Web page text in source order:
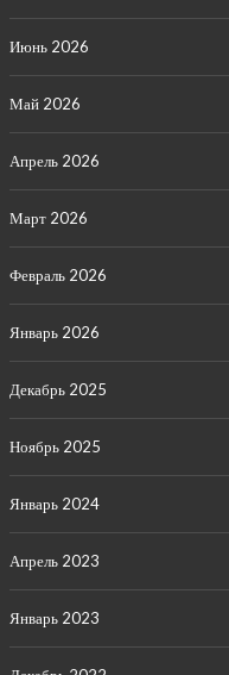
Июнь 2026
Май 2026
Апрель 2026
Март 2026
Февраль 2026
Январь 2026
Декабрь 2025
Ноябрь 2025
Январь 2024
Апрель 2023
Январь 2023